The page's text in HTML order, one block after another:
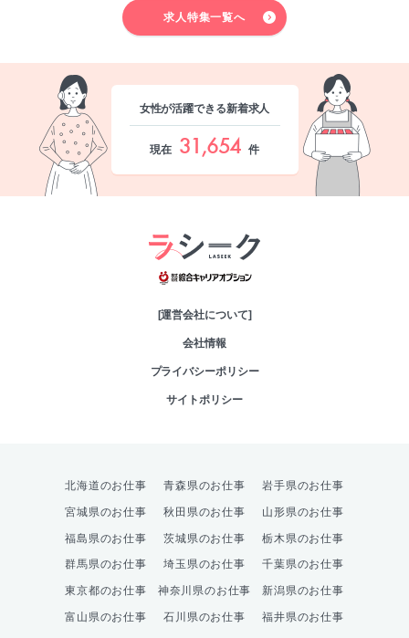
求人特集一覧へ
女性が活躍できる新着求人
現在 31,654 件
[運営会社について]
会社情報
プライバシーポリシー
サイトポリシー
北海道のお仕事 青森県のお仕事 岩手県のお仕事
宮城県のお仕事 秋田県のお仕事 山形県のお仕事
福島県のお仕事 茨城県のお仕事 栃木県のお仕事
群馬県のお仕事 埼玉県のお仕事 千葉県のお仕事
東京都のお仕事 神奈川県のお仕事 新潟県のお仕事
富山県のお仕事 石川県のお仕事 福井県のお仕事